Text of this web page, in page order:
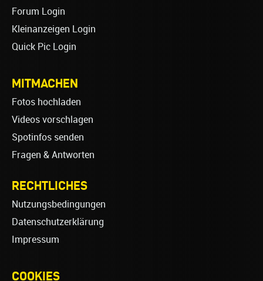
Forum Login
Kleinanzeigen Login
Quick Pic Login
MITMACHEN
Fotos hochladen
Videos vorschlagen
Spotinfos senden
Fragen & Antworten
RECHTLICHES
Nutzungsbedingungen
Datenschutzerklärung
Impressum
COOKIES